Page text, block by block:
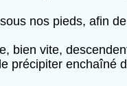
nos pieds, afin
bien vite,
précipiter enchaîné